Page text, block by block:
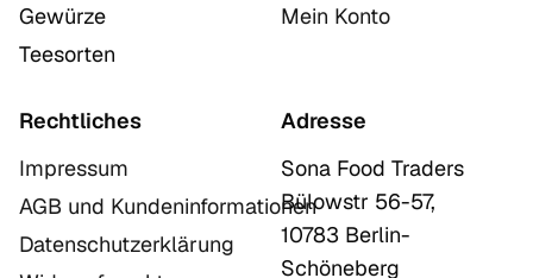
Gewürze
Teesorten
Mein Konto
Rechtliches
Impressum
AGB und Kundeninformationen
Datenschutzerklärung
Adresse
Sona Food Traders
Bülowstr 56-57,
10783 Berlin-
Schöneberg